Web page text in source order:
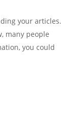
your articles.
many people
you could